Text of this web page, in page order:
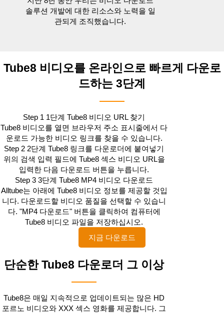
솔루션 개발에 대한 리소스와 노력을 일
관되게 조직했습니다.
Tube8 비디오를 온라인으로 빠르게 다운로
드하는 3단계
Step 1 1단계 Tube8 비디오 URL 찾기
Tube8 비디오를 열면 브라우저 주소 표시줄에서 다
운로드 가능한 비디오 링크를 찾을 수 있습니다.
Step 2 2단계 Tube8 링크를 다운로더에 붙여넣기
위의 검색 입력 필드에 Tube8 섹스 비디오 URL을
입력한 다음 다운로드 버튼을 누릅니다.
Step 3 3단계 Tube8 MP4 비디오 다운로드
Alltube는 아래에 Tube8 비디오 정보를 제공할 것입
니다. 다운로드할 비디오 품질을 선택할 수 있습니
다. "MP4 다운로드" 버튼을 클릭하여 컴퓨터에
Tube8 비디오 파일을 저장하십시오.
지금 다운로드
단순한 Tube8 다운로더 그 이상
Tube8은 매일 지속적으로 업데이트되는 많은 HD
포르노 비디오와 XXX 섹스 영화를 제공합니다. 그